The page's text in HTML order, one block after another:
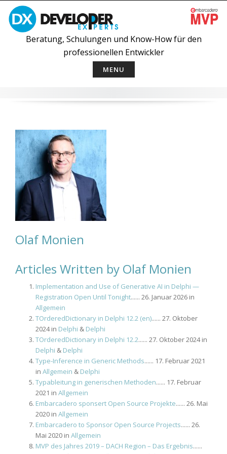
content
Beratung, Schulungen und Know-How für den
professionellen Entwickler
MENU
Olaf Monien
Articles Written by Olaf Monien
Implementation and Use of Generative AI in Delphi —
Registration Open Until Tonight...... 26. Januar 2026 in
Allgemein
TOrderedDictionary in Delphi 12.2 (en)...... 27. Oktober
2024 in Delphi & Delphi
TOrderedDictionary in Delphi 12.2...... 27. Oktober 2024 in
Delphi & Delphi
Type-Inference in Generic Methods...... 17. Februar 2021
in Allgemein & Delphi
Typableitung in generischen Methoden...... 17. Februar
2021 in Allgemein
Embarcadero sponsert Open Source Projekte...... 26. Mai
2020 in Allgemein
Embarcadero to Sponsor Open Source Projects...... 26.
Mai 2020 in Allgemein
MVP des Jahres 2019 – DACH Region – Das Ergebnis......